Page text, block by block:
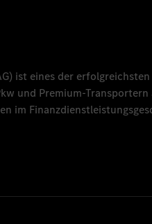
) ist eines der
und Premium-Transportern
im